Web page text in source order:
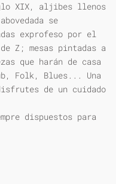
XIX, aljibes llenos
se
exprofeso por el
Z; mesas pintadas a
que harán de casa
Folk, Blues... Una
de un cuidado
dispuestos para